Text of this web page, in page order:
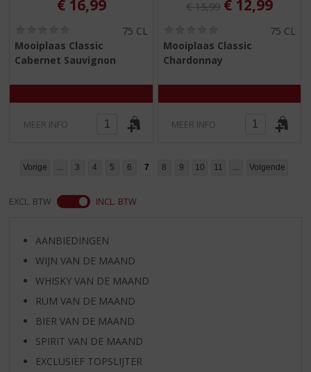
€ 16,99
,
0
5
75 CL
Mooiplaas Classic
Cabernet Sauvignon
MEER INFO
€15,99 , Huidige
€ 12,99
,
5
75 CL
Mooiplaas Classic
Chardonnay
MEER INFO
Vorige ... 3 4 5 6 7 8 9 10 11 ... Volgende
EXCL. BTW INCL. BTW
AANBIEDINGEN
WIJN VAN DE MAAND
WHISKY VAN DE MAAND
RUM VAN DE MAAND
BIER VAN DE MAAND
SPIRIT VAN DE MAAND
EXCLUSIEF TOPSLIJTER